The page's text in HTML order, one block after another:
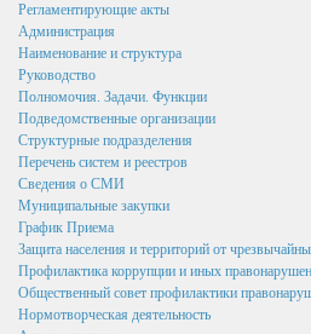
Перечень систем и
Сведения о СМИ
Муниципальные
График Приема
Защита населения и территорий
Профилактика коррупции и иных
Общественный совет
поселке Золотухино
Регламентирующие акты
Администрация
Наименование и структура
Руководство
Полномочия. Задачи. Функции
Подведомственные организации
Структурные подразделения
Перечень систем и реестров
Сведения о СМИ
Муниципальные закупки
График Приема
Защита населения и территорий от
Профилактика коррупции и иных
Общественный совет профилактики
Нормотворческая деятельность